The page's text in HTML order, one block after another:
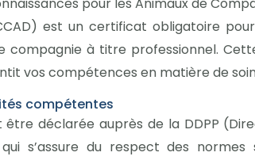
pour les Animaux de
est un certificat obligatoire
compagnie à titre professionnel.
vos compétences en matière de
compétentes
déclarée auprès de la DDPP
s’assure du respect des